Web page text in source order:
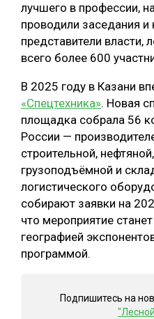
лучшего в профессии,
проводили заседания и
представители власти,
всего более 600
В 2025 году в Казани
«Спецтехника». Новая
площадка собрала 56
России —
строительной,
грузоподъёмной и
логистического
собирают заявки на
что мероприятие
географией
программой.
Подпишитесь на